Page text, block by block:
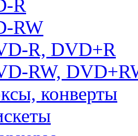
R
RW
R, DVD+R
RW,
конверты